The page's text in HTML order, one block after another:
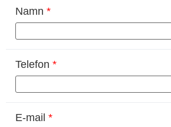
Namn *
Telefon *
E-mail *